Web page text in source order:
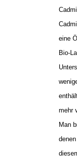
eine
Bio-
mehr
Man